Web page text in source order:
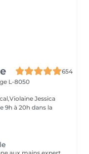
654
L-8050
Jessica
9h à 20h dans la